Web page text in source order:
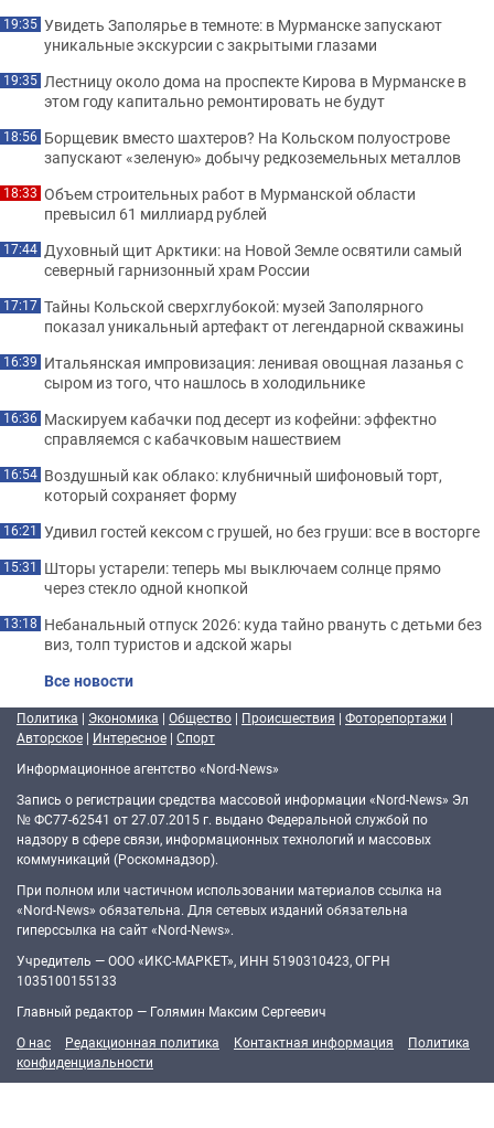
19:35 Увидеть Заполярье в темноте: в Мурманске запускают
уникальные экскурсии с закрытыми глазами
19:35 Лестницу около дома на проспекте Кирова в Мурманске в
этом году капитально ремонтировать не будут
18:56 Борщевик вместо шахтеров? На Кольском полуострове
запускают «зеленую» добычу редкоземельных металлов
18:33 Объем строительных работ в Мурманской области
превысил 61 миллиард рублей
17:44 Духовный щит Арктики: на Новой Земле освятили самый
северный гарнизонный храм России
17:17 Тайны Кольской сверхглубокой: музей Заполярного
показал уникальный артефакт от легендарной скважины
16:39 Итальянская импровизация: ленивая овощная лазанья с
сыром из того, что нашлось в холодильнике
16:36 Маскируем кабачки под десерт из кофейни: эффектно
справляемся с кабачковым нашествием
16:54 Воздушный как облако: клубничный шифоновый торт,
который сохраняет форму
16:21 Удивил гостей кексом с грушей, но без груши: все в восторге
15:31 Шторы устарели: теперь мы выключаем солнце прямо
через стекло одной кнопкой
13:18 Небанальный отпуск 2026: куда тайно рвануть с детьми без
виз, толп туристов и адской жары
Все новости
Политика | Экономика | Общество | Происшествия | Фоторепортажи |
Авторское | Интересное | Спорт
Информационное агентство «Nord-News»
Запись о регистрации средства массовой информации «Nord-News» Эл
№ ФС77-62541 от 27.07.2015 г. выдано Федеральной службой по
надзору в сфере связи, информационных технологий и массовых
коммуникаций (Роскомнадзор).
При полном или частичном использовании материалов ссылка на
«Nord-News» обязательна. Для сетевых изданий обязательна
гиперссылка на сайт «Nord-News».
Учредитель — ООО «ИКС-МАРКЕТ», ИНН 5190310423, ОГРН
1035100155133
Главный редактор — Голямин Максим Сергеевич
О нас
Редакционная политика Контактная информация
Политика
конфиденциальности